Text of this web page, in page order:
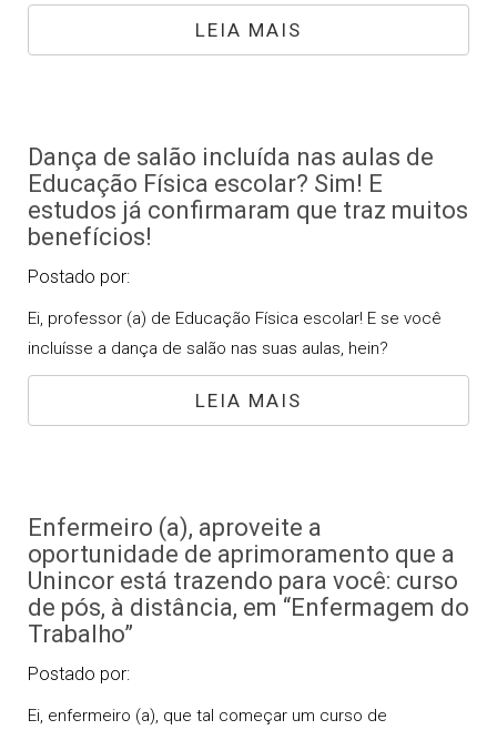
LEIA MAIS
Dança de salão incluída nas aulas de
Educação Física escolar? Sim! E
estudos já confirmaram que traz muitos
benefícios!
Postado por:
Ei, professor (a) de Educação Física escolar! E se você
incluísse a dança de salão nas suas aulas, hein?
LEIA MAIS
Enfermeiro (a), aproveite a
oportunidade de aprimoramento que a
Unincor está trazendo para você: curso
de pós, à distância, em “Enfermagem do
Trabalho”
Postado por:
Ei, enfermeiro (a), que tal começar um curso de